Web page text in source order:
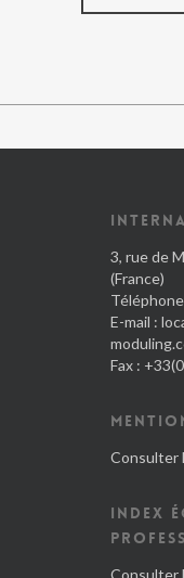
3, rue de
(France)
E-mail :
Fax :
Consulter
INDEX
Consulter